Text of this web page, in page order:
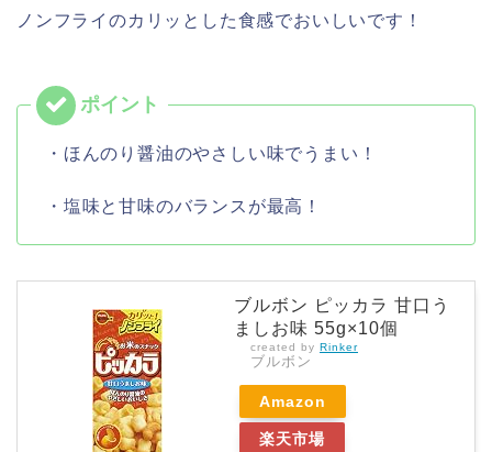
ノンフライのカリッとした食感でおいしいです！
・ほんのり醤油のやさしい味でうまい！
・塩味と甘味のバランスが最高！
ブルボン ピッカラ 甘口う
ましお味 55g×10個
created by Rinker
ブルボン
Amazon
楽天市場